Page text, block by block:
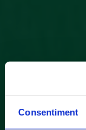
Consentiment